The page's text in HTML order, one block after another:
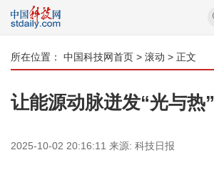
所在位置： 中国科技网首页 > 滚动 > 正文
让能源动脉迸发“光与热”
2025-10-02 20:16:11 来源: 科技日报